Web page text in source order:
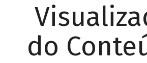
do